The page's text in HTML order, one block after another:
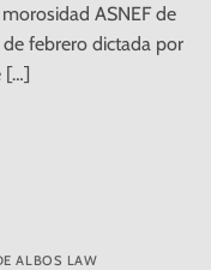
ASNEF de
febrero dictada por
[…]
ALBOS LAW